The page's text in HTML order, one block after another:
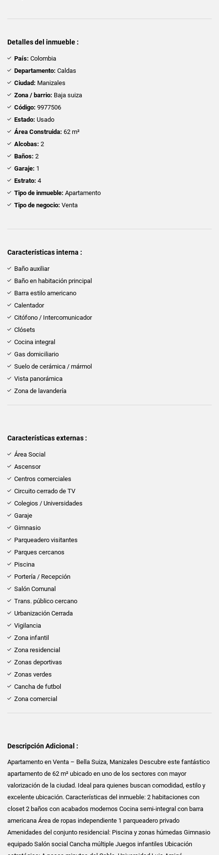
Detalles del inmueble :
País: Colombia
Departamento: Caldas
Ciudad: Manizales
Zona / barrio: Baja suiza
Código: 9977506
Estado: Usado
Área Construida: 62 m²
Alcobas: 2
Baños: 2
Garaje: 1
Estrato: 4
Tipo de inmueble: Apartamento
Tipo de negocio: Venta
Características interna :
Baño auxiliar
Baño en habitación principal
Barra estilo americano
Calentador
Citófono / Intercomunicador
Clósets
Cocina integral
Gas domiciliario
Suelo de cerámica / mármol
Vista panorámica
Zona de lavandería
Características externas :
Área Social
Ascensor
Centros comerciales
Circuito cerrado de TV
Colegios / Universidades
Garaje
Gimnasio
Parqueadero visitantes
Parques cercanos
Piscina
Portería / Recepción
Salón Comunal
Trans. público cercano
Urbanización Cerrada
Vigilancia
Zona infantil
Zona residencial
Zonas deportivas
Zonas verdes
Cancha de futbol
Zona comercial
Descripción Adicional :
Apartamento en Venta – Bella Suiza, Manizales Descubre este fantástico
apartamento de 62 m² ubicado en uno de los sectores con mayor
valorización de la ciudad. Ideal para quienes buscan comodidad, estilo y
excelente ubicación. Características del inmueble: 2 habitaciones con
closet 2 baños con acabados modernos Cocina semi-integral con barra
americana Área de ropas independiente 1 parqueadero privado ️
Amenidades del conjunto residencial: Piscina y zonas húmedas Gimnasio
equipado Salón social Cancha múltiple Juegos infantiles Ubicación